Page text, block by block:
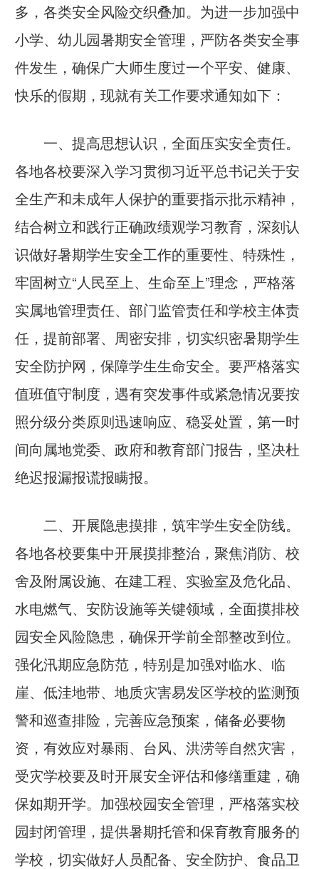
多，各类安全风险交织叠加。为进一步加强中
小学、幼儿园暑期安全管理，严防各类安全事
件发生，确保广大师生度过一个平安、健康、
快乐的假期，现就有关工作要求通知如下：
一、提高思想认识，全面压实安全责任。
各地各校要深入学习贯彻习近平总书记关于安
全生产和未成年人保护的重要指示批示精神，
结合树立和践行正确政绩观学习教育，深刻认
识做好暑期学生安全工作的重要性、特殊性，
牢固树立“人民至上、生命至上”理念，严格落
实属地管理责任、部门监管责任和学校主体责
任，提前部署、周密安排，切实织密暑期学生
安全防护网，保障学生生命安全。要严格落实
值班值守制度，遇有突发事件或紧急情况要按
照分级分类原则迅速响应、稳妥处置，第一时
间向属地党委、政府和教育部门报告，坚决杜
绝迟报漏报谎报瞒报。
二、开展隐患摸排，筑牢学生安全防线。
各地各校要集中开展摸排整治，聚焦消防、校
舍及附属设施、在建工程、实验室及危化品、
水电燃气、安防设施等关键领域，全面摸排校
园安全风险隐患，确保开学前全部整改到位。
强化汛期应急防范，特别是加强对临水、临
崖、低洼地带、地质灾害易发区学校的监测预
警和巡查排险，完善应急预案，储备必要物
资，有效应对暴雨、台风、洪涝等自然灾害，
受灾学校要及时开展安全评估和修缮重建，确
保如期开学。加强校园安全管理，严格落实校
园封闭管理，提供暑期托管和保育教育服务的
学校，切实做好人员配备、安全防护、食品卫